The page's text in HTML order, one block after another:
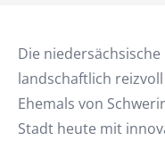
Die
landschaftlich
Ehemals von
Stadt heute mit